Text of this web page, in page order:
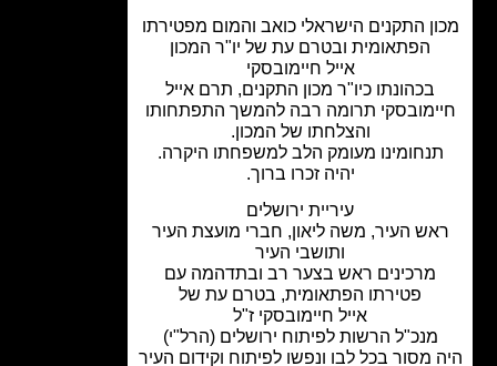
התקנים הישראלי כואב והמום מפטירתו
הפתאומית ובטרם עת של יו"ר המכון
אייל חיימובסקי
בכהונתו כיו"ר מכון התקנים, תרם אייל
תרומה רבה להמשך התפתחותו
והצלחתו של המכון.
מעומק הלב למשפחתו היקרה.
יהיה זכרו ברוך.
עיריית ירושלים
העיר, משה ליאון, חברי מועצת העיר
ותושבי העיר
מרכינים ראש בצער רב ובתדהמה עם
פטירתו הפתאומית, בטרם עת של
אייל חיימובסקי ז"ל
מנכ"ל הרשות לפיתוח ירושלים (הרל"י)
מסור בכל לבו ונפשו לפיתוח וקידום העיר